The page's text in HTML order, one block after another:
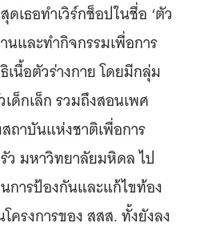
เธอทำเวิร์กช็อปในชื่อ ‘ตัว
นและทำกิจกรรมเพื่อการ
เนื้อตัวร่างกาย โดยมีกลุ่ม
ด็กเล็ก รวมถึงสอนเพศ
ถาบันแห่งชาติเพื่อการ
มหาวิทยาลัยมหิดล ไป
การป้องกันและแก้ไขท้อง
ครงการของ สสส. ทั้งยังลง